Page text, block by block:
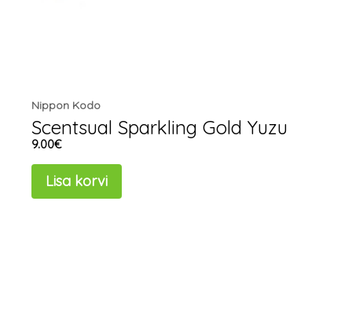
Nippon Kodo
Scentsual Sparkling Gold Yuzu
9.00€
Lisa korvi